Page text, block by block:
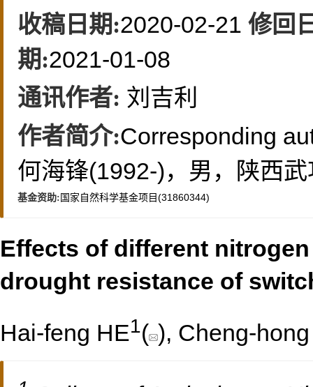
收稿日期:2020-02-21 修回
期:2021-01-08
通讯作者: 刘吉利
作者简介:Corresponding
何海锋(1992-)，男，陕西
基金资助: 国家自然科学基金项目(31860344)
Effects of different
drought resistance of
Hai-feng HE1( ), Cheng-